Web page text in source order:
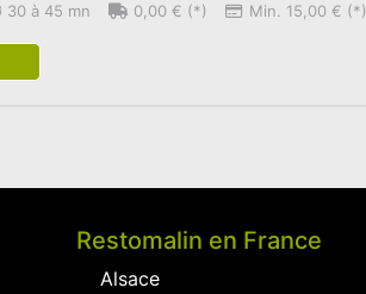
30 à 45 mn 0,00 € (*) Min. 15,00 € (*)
Restomalin en France
Alsace